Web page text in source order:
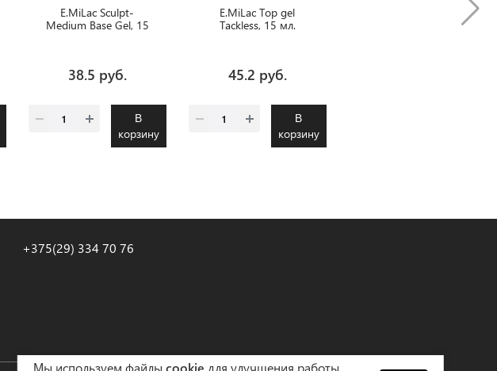
E.MiLac Sculpt-
Medium Base Gel, 15
38.5 руб.
В
корзину
E.MiLac Top gel
Tackless, 15 мл.
45.2 руб.
В
корзину
+375(29) 334 70 76
Мы используем файлыcookie для улучшения работы